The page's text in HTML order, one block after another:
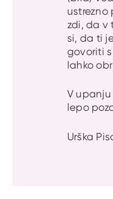
ustrezno
zdi, da v
si, da ti
govoriti
lahko
V
lepo
Urška